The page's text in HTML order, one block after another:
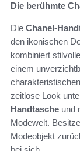
Die berühmte
Die Chanel-
den ikonischen
kombiniert
einem
zeitlose Look
Handtasche und
Modewelt.
Modeobjekt